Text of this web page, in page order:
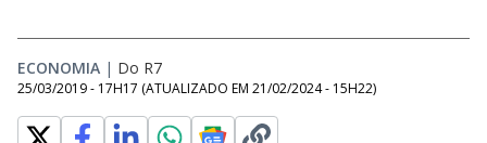
ECONOMIA | Do R7
25/03/2019 - 17H17 (ATUALIZADO EM 21/02/2024 - 15H22)